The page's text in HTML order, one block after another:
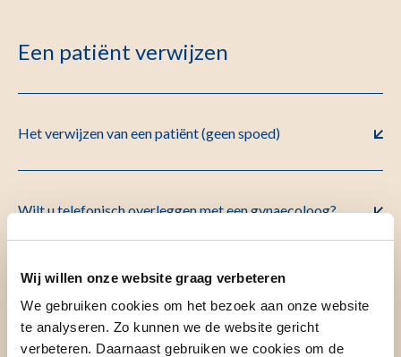
Wij willen onze website graag verbeteren
We gebruiken cookies om het bezoek aan onze website
te analyseren. Zo kunnen we de website gericht
verbeteren. Daarnaast gebruiken we cookies om de
Een patiënt verwijzen
Het verwijzen van een patiënt (geen spoed)
Wilt u telefonisch overleggen met een gynaecoloog?
Wilt u tijdens kantoortijden direct overleggen met een
foetaal behandelaar?